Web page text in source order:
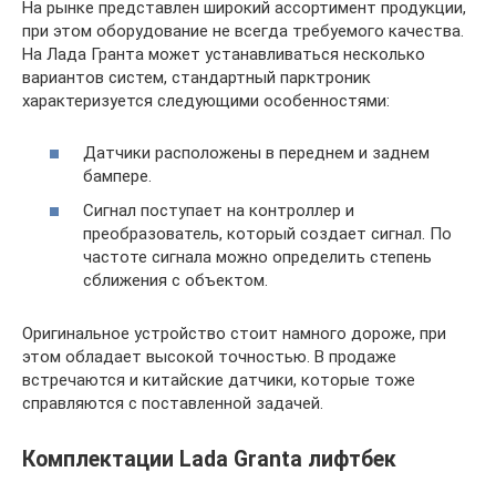
На рынке представлен широкий ассортимент продукции,
при этом оборудование не всегда требуемого качества.
На Лада Гранта может устанавливаться несколько
вариантов систем, стандартный парктроник
характеризуется следующими особенностями:
Датчики расположены в переднем и заднем
бампере.
Сигнал поступает на контроллер и
преобразователь, который создает сигнал. По
частоте сигнала можно определить степень
сближения с объектом.
Оригинальное устройство стоит намного дороже, при
этом обладает высокой точностью. В продаже
встречаются и китайские датчики, которые тоже
справляются с поставленной задачей.
Комплектации Lada Granta лифтбек